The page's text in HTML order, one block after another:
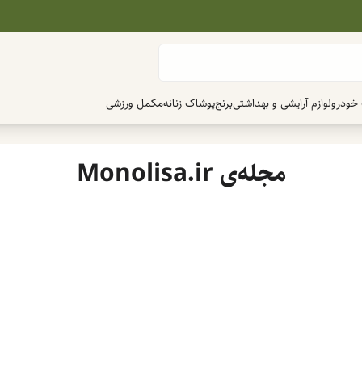
خودرولوازم آرایشی و بهداشتیبرنجپوشاک زنانهمکمل ورزشی
مجله‌ی Monolisa.ir